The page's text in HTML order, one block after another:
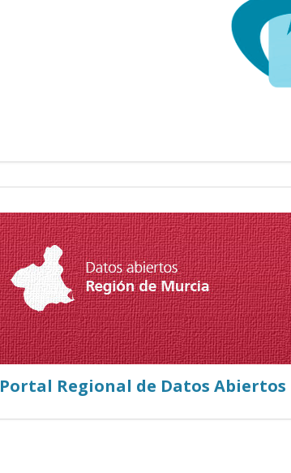
Portal Regional de Datos Abiertos